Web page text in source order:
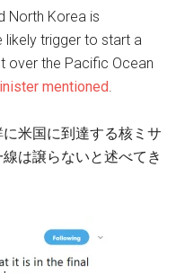
North Korea is
likely trigger to start a
over the Pacific Ocean
mentioned.
米国に到達する核ミサ
は譲らないと述べてき